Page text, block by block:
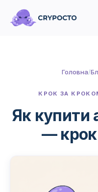
Головна/
КРОК ЗА
Як купити
— крок